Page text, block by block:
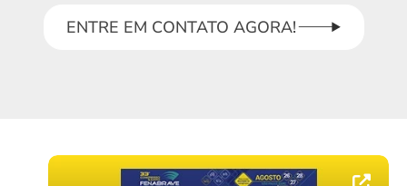
ENTRE EM CONTATO AGORA!